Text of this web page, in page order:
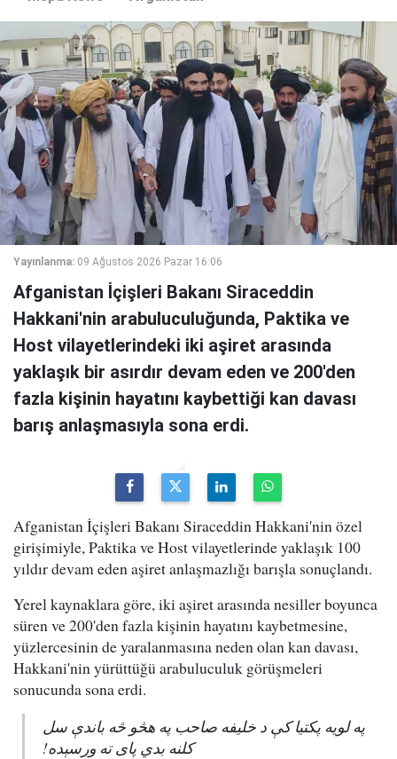
Yayınlanma: 09 Ağustos 2026 Pazar 16:06
Afganistan İçişleri Bakanı Siraceddin
Hakkani'nin arabuluculuğunda, Paktika ve
Host vilayetlerindeki iki aşiret arasında
yaklaşık bir asırdır devam eden ve 200'den
fazla kişinin hayatını kaybettiği kan davası
barış anlaşmasıyla sona erdi.
Afganistan İçişleri Bakanı Siraceddin Hakkani'nin özel
girişimiyle, Paktika ve Host vilayetlerinde yaklaşık 100
yıldır devam eden aşiret anlaşmazlığı barışla sonuçlandı.
Yerel kaynaklara göre, iki aşiret arasında nesiller boyunca
süren ve 200'den fazla kişinin hayatını kaybetmesine,
yüzlercesinin de yaralanmasına neden olan kan davası,
Hakkani'nin yürüttüğü arabuluculuk görüşmeleri
sonucunda sona erdi.
په لویه پکتیا کې د خلیفه صاحب په هڅو څه باندې سل
کلنه بدي پای ته ورسېده!